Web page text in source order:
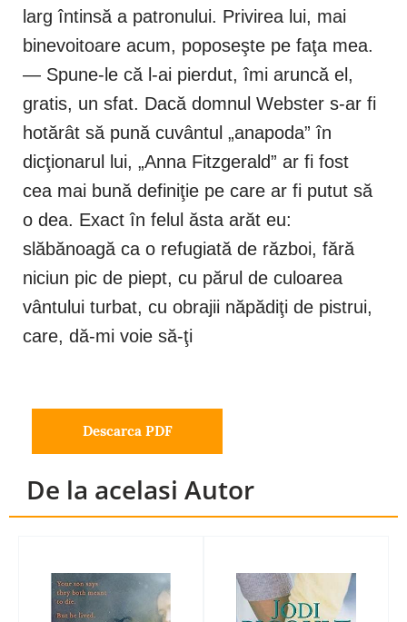
larg întinsă a patronului. Privirea lui, mai
binevoitoare acum, poposeşte pe faţa mea.
— Spune-le că l-ai pierdut, îmi aruncă el,
gratis, un sfat. Dacă domnul Webster s-ar fi
hotărât să pună cuvântul „anapoda” în
dicţionarul lui, „Anna Fitzgerald” ar fi fost
cea mai bună definiţie pe care ar fi putut să
o dea. Exact în felul ăsta arăt eu:
slăbănoagă ca o refugiată de război, fără
niciun pic de piept, cu părul de culoarea
vântului turbat, cu obrajii năpădiţi de pistrui,
care, dă-mi voie să-ţi
Descarca PDF
De la acelasi Autor